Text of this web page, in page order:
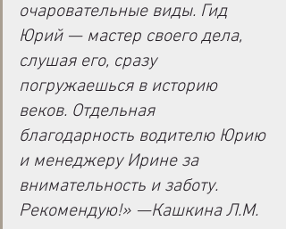
очаровательные виды. Гид
Юрий — мастер своего дела,
слушая его, сразу
погружаешься в историю
веков. Отдельная
благодарность водителю Юрию
и менеджеру Ирине за
внимательность и заботу.
Рекомендую!» —Кашкина Л.М.